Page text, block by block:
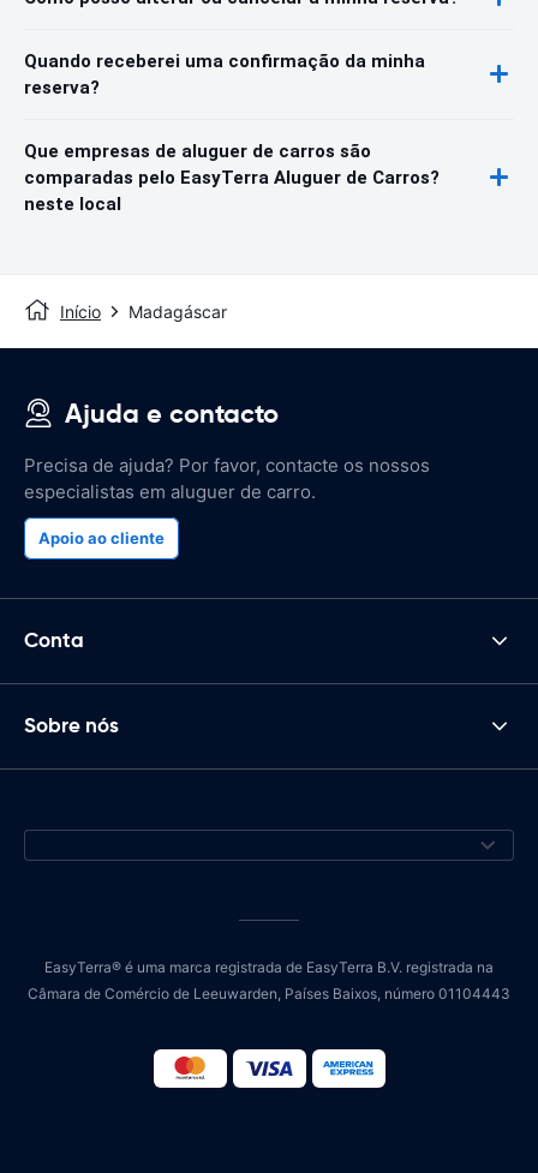
Quando receberei uma confirmação da minha
reserva?
Que empresas de aluguer de carros são
comparadas pelo EasyTerra Aluguer de Carros?
neste local
Início Madagáscar
Ajuda e contacto
Precisa de ajuda? Por favor, contacte os nossos
especialistas em aluguer de carro.
Apoio ao cliente
Conta
Sobre nós
EasyTerra® é uma marca registrada de EasyTerra B.V. registrada na
Câmara de Comércio de Leeuwarden, Países Baixos, número 01104443